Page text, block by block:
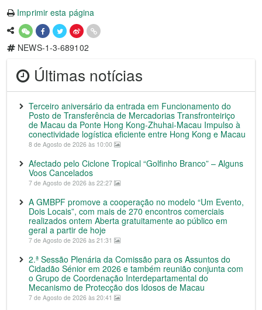
Imprimir esta página
NEWS-1-3-689102
Últimas notícias
Terceiro aniversário da entrada em Funcionamento do
Posto de Transferência de Mercadorias Transfronteiriço
de Macau da Ponte Hong Kong-Zhuhai-Macau Impulso à
conectividade logística eficiente entre Hong Kong e Macau
8 de Agosto de 2026 às 10:00
Afectado pelo Ciclone Tropical “Golfinho Branco” – Alguns
Voos Cancelados
7 de Agosto de 2026 às 22:27
A GMBPF promove a cooperação no modelo “Um Evento,
Dois Locais”, com mais de 270 encontros comerciais
realizados ontem Aberta gratuitamente ao público em
geral a partir de hoje
7 de Agosto de 2026 às 21:31
2.ª Sessão Plenária da Comissão para os Assuntos do
Cidadão Sénior em 2026 e também reunião conjunta com
o Grupo de Coordenação Interdepartamental do
Mecanismo de Protecção dos Idosos de Macau
7 de Agosto de 2026 às 20:41